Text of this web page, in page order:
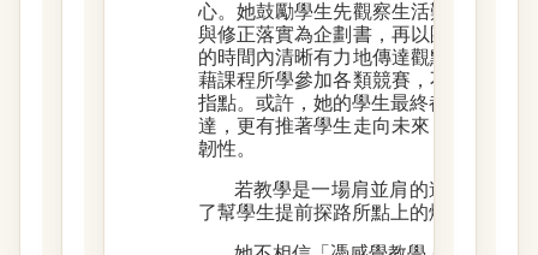
心。她鼓勵學生先觀察生活難題，用創
與修正落實為企劃書，再以團隊形式完
的時間內清晰有力地傳達觀點。在她的
藉課程所學參加各類競賽，不僅斬獲獎
指點。或許，她的學生最終都會發覺，
達，更有推著學生走向未來，逼著他們
韌性。
若教學是一場肩並肩的遠行，那麼
了幫學生提前探路所點上的燈。